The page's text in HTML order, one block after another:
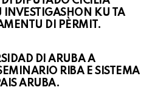
INVESTIGASHON KU TA
DI PÈRMIT.
DI ARUBA A
RIBA E SISTEMA
ARUBA.